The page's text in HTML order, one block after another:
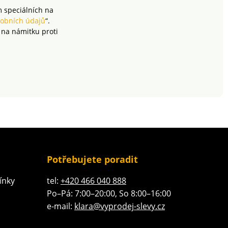
speciálních na
údajů“.
námitku proti
Potřebujete poradit
tel: +420 466 040 888
Po–Pá: 7:00–20:00, So 8:00–16:00
e-mail: klara@vyprodej-slevy.cz